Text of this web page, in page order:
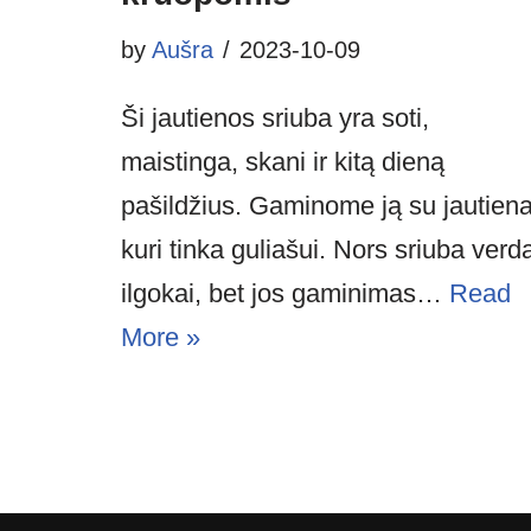
by Aušra 2023-10-09
Ši jautienos sriuba yra soti,
maistinga, skani ir kitą dieną
pašildžius. Gaminome ją su
kuri tinka guliašui. Nors sriuba
ilgokai, bet jos gaminimas… Read
More »